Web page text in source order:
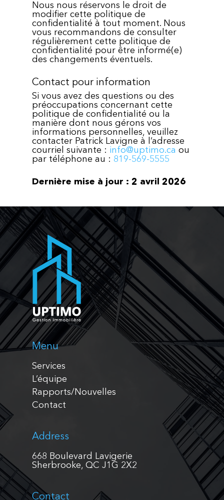
Nous nous réservons le droit de
modifier cette politique de
confidentialité à tout moment. Nous
vous recommandons de consulter
régulièrement cette politique de
confidentialité pour être informé(e)
des changements éventuels.
Contact pour information
Si vous avez des questions ou des
préoccupations concernant cette
politique de confidentialité ou la
manière dont nous gérons vos
informations personnelles, veuillez
contacter Patrick Lavigne à l’adresse
courriel suivante : info@uptimo.ca ou
par téléphone au : 819-569-5555
Dernière mise à jour : 2 avril 2026
Menu
Services
L’équipe
Rapports/Nouvelles
Contact
Address
668 Boulevard Lavigerie
Sherbrooke, QC J1G 2X2
Contact